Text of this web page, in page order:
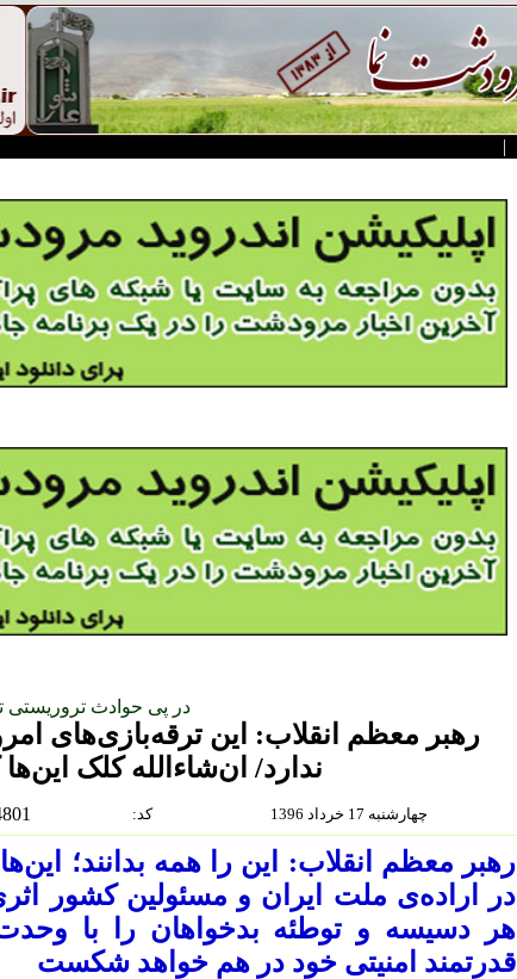
|
در پی حوادث تروریستی
رهبر معظم انقلاب: این ترقه‌بازی‌های
ندارد/ ان‌شاءالله کلک
:كد چهارشنبه 17 خرداد 1396
رهبر معظم انقلاب: این را همه بدانند؛
در اراده‌ی ملت ایران و مسئولین کشور
هر دسیسه و توطئه بدخواهان را با
قدرتمند امنیتی خود در هم خواهد شکست